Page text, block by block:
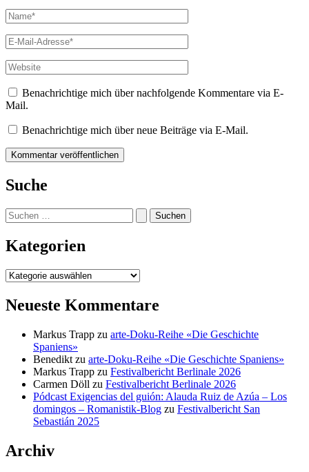
Name*
E-
Mail-
Adresse*
Website
Benachrichtige mich über nachfolgende Kommentare via E-
Mail.
Benachrichtige mich über neue Beiträge via E-Mail.
Suche
Suchen
nach:
Kategorien
Kategorien
Neueste Kommentare
Markus Trapp zu arte-Doku-Reihe «Die Geschichte
Spaniens»
Benedikt zu arte-Doku-Reihe «Die Geschichte Spaniens»
Markus Trapp zu Festivalbericht Berlinale 2026
Carmen Döll zu Festivalbericht Berlinale 2026
Pódcast Exigencias del guión: Alauda Ruiz de Azúa – Los
domingos – Romanistik-Blog zu Festivalbericht San
Sebastián 2025
Archiv